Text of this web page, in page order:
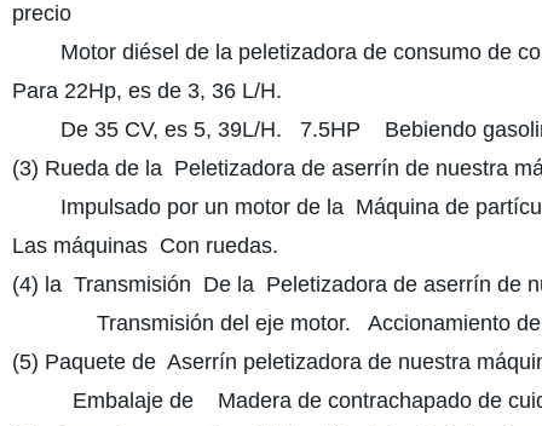
precio
Motor diésel de la peletizadora de consumo de
Para 22Hp, es de 3, 36 L/H.
De 35 CV, es 5, 39L/H. 7.5HP Bebiendo
(3) Rueda de la Peletizadora de aserrín de nuestra
Impulsado por un motor de la Máquina de
Las máquinas Con ruedas.
(4) la Transmisión De la Peletizadora de aserrín de
Transmisión del eje motor. Accionamiento del
(5) Paquete de Aserrín peletizadora de nuestra
Embalaje de Madera de contrachapado de